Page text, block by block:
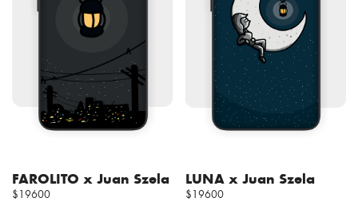
FAROLITO x Juan Szela
$19600
LUNA x Juan Szela
$19600